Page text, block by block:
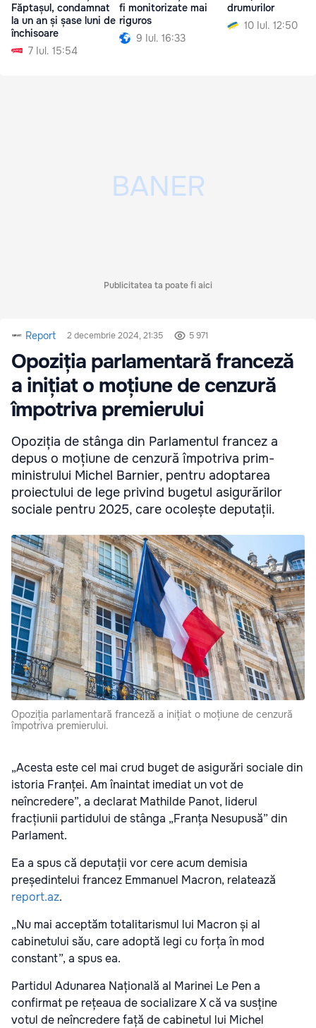
Făptașul, condamnat
la un an și șase luni de
închisoare
7 Iul. 15:54
fi monitorizate mai
riguros
9 Iul. 16:33
drumurilor
10 Iul. 12:50
Publicitatea ta poate fi aici
Report 2 decembrie 2024, 21:35 5 971
Opoziția parlamentară franceză
a inițiat o moțiune de cenzură
împotriva premierului
Opoziția de stânga din Parlamentul francez a
depus o moțiune de cenzură împotriva prim-
ministrului Michel Barnier, pentru adoptarea
proiectului de lege privind bugetul asigurărilor
sociale pentru 2025, care ocolește deputații.
Opoziția parlamentară franceză a inițiat o moțiune de cenzură
împotriva premierului.
„Acesta este cel mai crud buget de asigurări sociale din
istoria Franței. Am înaintat imediat un vot de
neîncredere”, a declarat Mathilde Panot, liderul
fracțiunii partidului de stânga „Franța Nesupusă” din
Parlament.
Ea a spus că deputații vor cere acum demisia
președintelui francez Emmanuel Macron, relatează
report.az.
„Nu mai acceptăm totalitarismul lui Macron și al
cabinetului său, care adoptă legi cu forța în mod
constant”, a spus ea.
Partidul Adunarea Națională al Marinei Le Pen a
confirmat pe rețeaua de socializare X că va susține
votul de neîncredere față de cabinetul lui Michel